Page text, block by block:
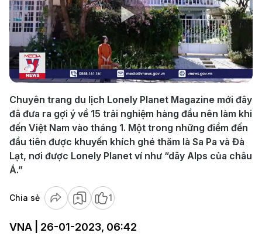
Play
Video
Chuyên trang du lịch Lonely Planet Magazine mới đây
đã đưa ra gợi ý về 15 trải nghiệm hàng đầu nên làm khi
đến Việt Nam vào tháng 1. Một trong những điểm đến
đầu tiên được khuyến khích ghé thăm là Sa Pa và Đà
Lạt, nơi được Lonely Planet ví như “dãy Alps của châu
Á.”
Chia sẻ 1
VNA | 26-01-2023, 06:42